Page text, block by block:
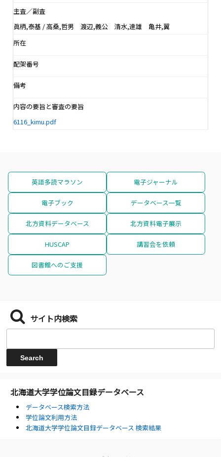
主査／副査
眞柄,泰基 / 高桑,哲男 渡辺,義公 清水,達雄 亀井,翼
所在
配架番号
備考
内容の要旨と審査の要旨
6116_kimu.pdf
英語多読マラソン 電子ジャーナル
電子ブック データベース一覧
北方資料データベース 北方資料電子展示
HUSCAP 講習会を依頼
図書館へのご支援
サイト内検索
北海道大学学位論文目録データベース
データベース検索方法
学位論文利用方法
北海道大学学位論文目録データベース 検索結果